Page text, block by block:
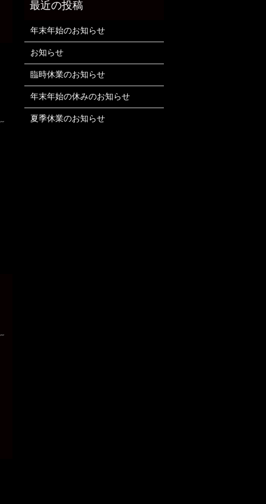
年末年始のお知らせ
お知らせ
臨時休業のお知らせ
年末年始の休みのお知らせ
夏季休業のお知らせ